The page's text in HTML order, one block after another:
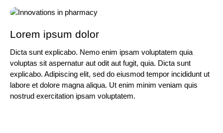
Lorem ipsum dolor
Dicta sunt explicabo. Nemo enim ipsam voluptatem quia
voluptas sit aspernatur aut odit aut fugit, quia. Dicta sunt
explicabo. Adipiscing elit, sed do eiusmod tempor incididunt ut
labore et dolore magna aliqua. Ut enim minim veniam quis
nostrud exercitation ipsam voluptatem.